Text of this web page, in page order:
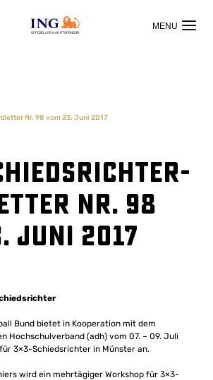
OFFIZIELLER HAUPTSPONSOR
Nr. 98 vom 23. Juni 2017
Nr. 98
Juni 2017
Bund bietet in Kooperation mit dem
Hochschulverband (adh) vom 07. – 09. Juli
3×3-Schiedsrichter in Münster an.
wird ein mehrtägiger Workshop für 3×3-